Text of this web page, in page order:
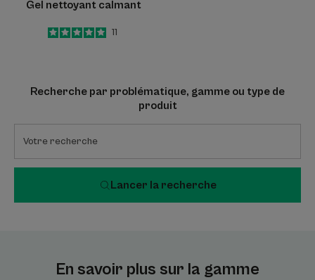
Gel nettoyant calmant
5
/
5
11
Recherche par problématique, gamme ou type de
produit
Lancer la recherche
En savoir plus sur la gamme